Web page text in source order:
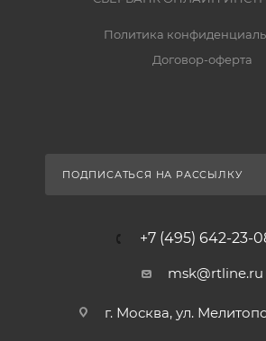
Политика
Договор-оферта
ПОДПИСАТЬСЯ НА РАССЫЛКУ
+7 (495) 642-23-
msk@rtline.ru
г. Москва, ул.